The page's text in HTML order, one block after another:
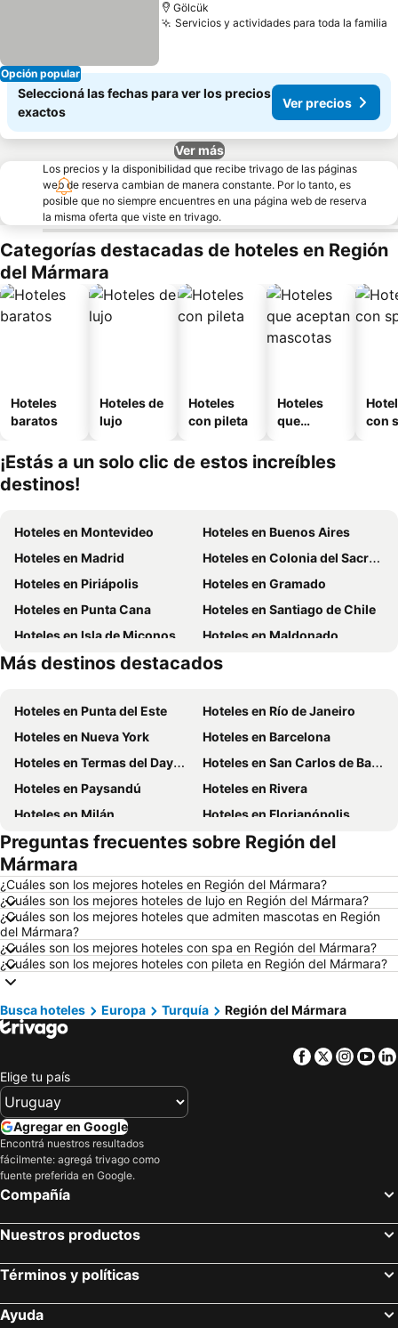
Opción popular
Gölcük
Servicios y actividades para toda la familia
Seleccioná las fechas para ver los precios
exactos
Ver precios
Ver más
Los precios y la disponibilidad que recibe trivago de las páginas
web de reserva cambian de manera constante. Por lo tanto, es
posible que no siempre encuentres en una página web de reserva
la misma oferta que viste en trivago.
Categorías destacadas de hoteles en Región
del Mármara
Hoteles
baratos
Hoteles de
lujo
Hoteles
con pileta
Hoteles
que
mascotas
con
¡Estás a un solo clic de estos increíbles
destinos!
Hoteles en Montevideo
Hoteles en Buenos Aires
Hoteles en Madrid
Hoteles en Colonia del Sacramento
Hoteles en Piriápolis
Hoteles en Gramado
Hoteles en Punta Cana
Hoteles en Santiago de Chile
Hoteles en Isla de Miconos
Hoteles en Maldonado
Hoteles en Uruguay
Hoteles en Salto
Más destinos destacados
Hoteles en Punta del Este
Hoteles en Río de Janeiro
Hoteles en Nueva York
Hoteles en Barcelona
Hoteles en Termas del Dayman
Hoteles en San Carlos de Bariloche
Hoteles en Paysandú
Hoteles en Rivera
Hoteles en Milán
Hoteles en Florianópolis
Hoteles en Maceió
Hoteles en Mendoza Capital
Hoteles en Roma
Hoteles en Punta del Diablo
Hoteles en Miami Beach
Hoteles en Canela
Hoteles en Chuy
Hoteles en Berlín
Hoteles en Nueva York
Hoteles en Ibiza
Hoteles en Brasil
Hoteles en Canelones
Hoteles en Argentina
Hoteles en Asunción
Hoteles en Artigas
Hoteles en Rocha
Hoteles en Mendoza Provincia
Hoteles en Bahamas
Hoteles en República Dominicana
Preguntas frecuentes sobre Región del
Mármara
¿Cuáles son los mejores hoteles en Región del Mármara?
¿Cuáles son los mejores hoteles de lujo en Región del Mármara?
¿Cuáles son los mejores hoteles que admiten mascotas en Región
del Mármara?
¿Cuáles son los mejores hoteles con spa en Región del Mármara?
¿Cuáles son los mejores hoteles con pileta en Región del Mármara?
Busca hoteles Europa Turquía Región del Mármara
Facebook
Twitter
Elige tu país
Agregar en Google
Encontrá nuestros resultados
fácilmente: agregá trivago como
fuente preferida en Google.
Compañía
Nuestros productos
Términos y políticas
Ayuda